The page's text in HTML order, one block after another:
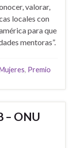
valorar,
locales con
para que
mentoras”.
, Premio
– ONU